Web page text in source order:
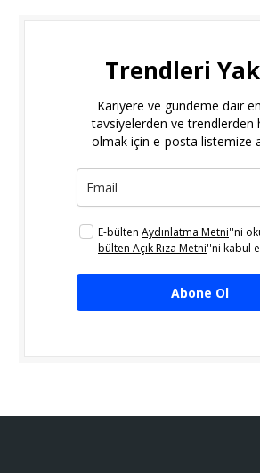
Trendleri
Kariyere ve gündeme dair
tavsiyelerden ve trendlerden
olmak için e-posta listemize
E-bülten Aydınlatma Metni''ni
bülten Açık Rıza Metni''ni kabul
Abone Ol